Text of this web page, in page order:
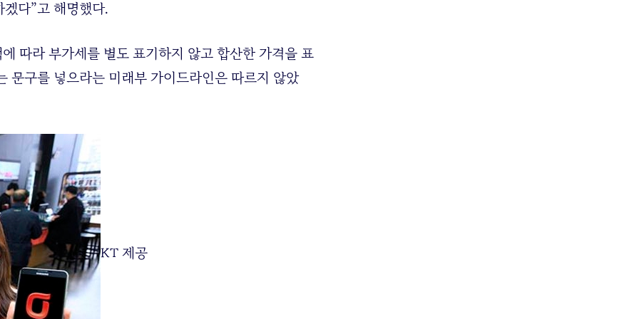
겠다”고 해명했다.
따라 부가세를 별도 표기하지 않고 합산한 가격을 표
문구를 넣으라는 미래부 가이드라인은 따르지 않았
KT 제공